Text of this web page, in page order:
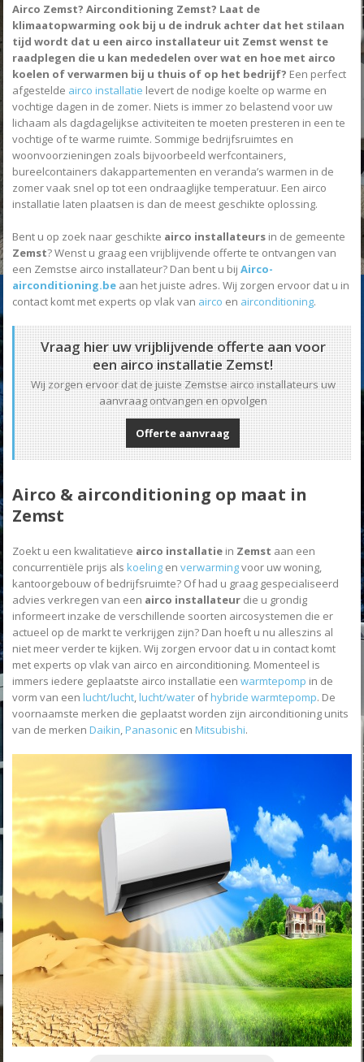
Airco Zemst? Airconditioning Zemst? Laat de
klimaatopwarming ook bij u de indruk achter dat het stilaan
tijd wordt dat u een airco installateur uit Zemst wenst te
raadplegen die u kan mededelen over wat en hoe met airco
koelen of verwarmen bij u thuis of op het bedrijf? Een perfect
afgestelde airco installatie levert de nodige koelte op warme en
vochtige dagen in de zomer. Niets is immer zo belastend voor uw
lichaam als dagdagelijkse activiteiten te moeten presteren in een te
vochtige of te warme ruimte. Sommige bedrijfsruimtes en
woonvoorzieningen zoals bijvoorbeeld werfcontainers,
bureelcontainers dakappartementen en veranda’s warmen in de
zomer vaak snel op tot een ondraaglijke temperatuur. Een airco
installatie laten plaatsen is dan de meest geschikte oplossing.
Bent u op zoek naar geschikte airco installateurs in de gemeente
Zemst? Wenst u graag een vrijblijvende offerte te ontvangen van
een Zemstse airco installateur? Dan bent u bijAirco-
airconditioning.be aan het juiste adres. Wij zorgen ervoor dat u in
contact komt met experts op vlak van airco en airconditioning.
Vraag hier uw vrijblijvende offerte aan voor
een airco installatie Zemst!
Wij zorgen ervoor dat de juiste Zemstse airco installateurs uw
aanvraag ontvangen en opvolgen
Offerte aanvraag
Airco & airconditioning op maat in
Zemst
Zoekt u een kwalitatieve airco installatie in Zemst aan een
concurrentiële prijs alskoeling enverwarmingvoor uw woning,
kantoorgebouw of bedrijfsruimte? Of had u graag gespecialiseerd
advies verkregen van een airco installateur die u grondig
informeert inzake de verschillende soorten aircosystemen die er
actueel op de markt te verkrijgen zijn? Dan hoeft u nu alleszins al
niet meer verder te kijken. Wij zorgen ervoor dat u in contact komt
met experts op vlak van airco en airconditioning. Momenteel is
immers iedere geplaatste airco installatie eenwarmtepomp in de
vorm van eenlucht/lucht ,lucht/water ofhybride warmtepomp. De
voornaamste merken die geplaatst worden zijn airconditioning units
van de merkenDaikin ,Panasonic enMitsubishi.